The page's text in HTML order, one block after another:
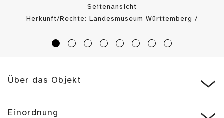
Seitenansicht
Herkunft/Rechte: Landesmuseum Württemberg /
Über das Objekt
Einordnung